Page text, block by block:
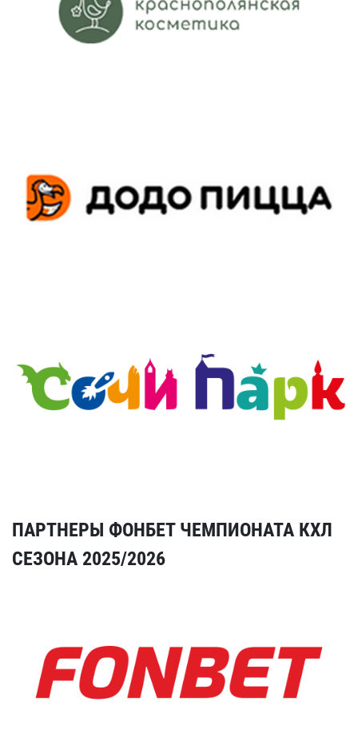
ПАРТНЕРЫ ФОНБЕТ ЧЕМПИОНАТА КХЛ
СЕЗОНА 2025/2026